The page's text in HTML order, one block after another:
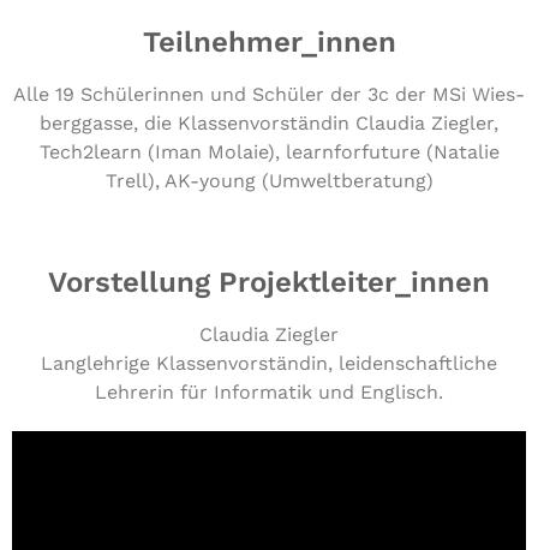
Teilnehmer_innen
Alle 19 Schü­le­rin­nen und Schüler der 3c der MSi Wies­
berg­gas­se, die Klas­sen­vor­stän­din Claudia Ziegler,
Tech2learn (Iman Molaie), lear­nfor­fu­ture (Natalie
Trell), AK-young (Umwelt­be­ra­tung)
Vorstellung Projektleiter_innen
Claudia Ziegler
Langlehrige Klassenvorständin, leidenschaftliche
Lehrerin für Informatik und Englisch.